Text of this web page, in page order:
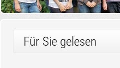
Für Sie gelesen